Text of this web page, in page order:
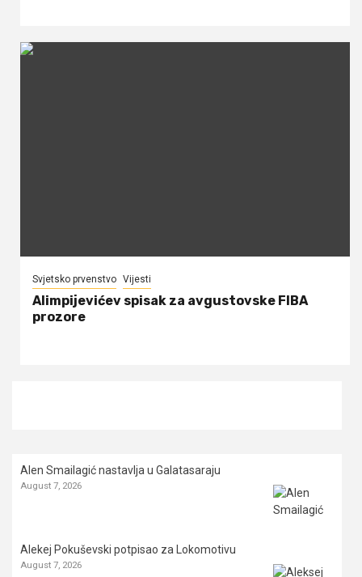
Svjetsko prvenstvo Vijesti
Alimpijevićev spisak za avgustovske FIBA
prozore
Alen Smailagić nastavlja u Galatasaraju
August 7, 2026
Alekej Pokuševski potpisao za Lokomotivu
August 7, 2026